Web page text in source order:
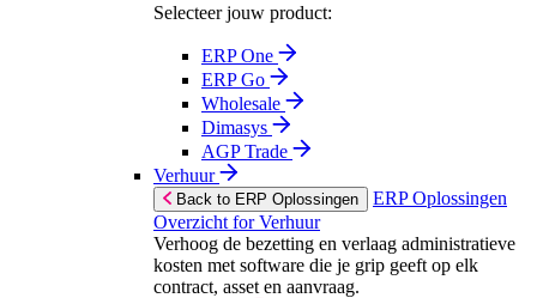
Selecteer jouw product:
ERP One
ERP Go
Wholesale
Dimasys
AGP Trade
Verhuur
Back to ERP Oplossingen
ERP Oplossingen
Overzicht for Verhuur
Verhoog de bezetting en verlaag administratieve
kosten met software die je grip geeft op elk
contract, asset en aanvraag.